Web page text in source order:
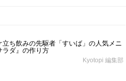
ち飲みの先駆者「すいば」の人気メニ
ラダ』の作り方
Kyotopi 編集部